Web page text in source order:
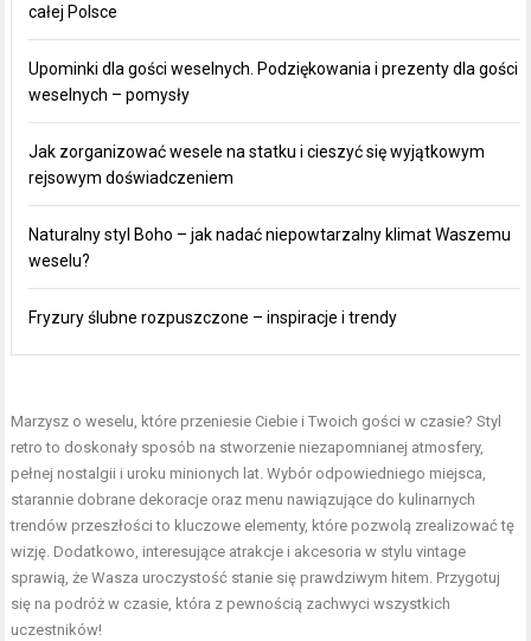
całej Polsce
Upominki dla gości weselnych. Podziękowania i prezenty dla gości
weselnych – pomysły
Jak zorganizować wesele na statku i cieszyć się wyjątkowym
rejsowym doświadczeniem
Naturalny styl Boho – jak nadać niepowtarzalny klimat Waszemu
weselu?
Fryzury ślubne rozpuszczone – inspiracje i trendy
Marzysz o weselu, które przeniesie Ciebie i Twoich gości w czasie? Styl
retro to doskonały sposób na stworzenie niezapomnianej atmosfery,
pełnej nostalgii i uroku minionych lat. Wybór odpowiedniego miejsca,
starannie dobrane dekoracje oraz menu nawiązujące do kulinarnych
trendów przeszłości to kluczowe elementy, które pozwolą zrealizować tę
wizję. Dodatkowo, interesujące atrakcje i akcesoria w stylu vintage
sprawią, że Wasza uroczystość stanie się prawdziwym hitem. Przygotuj
się na podróż w czasie, która z pewnością zachwyci wszystkich
uczestników!